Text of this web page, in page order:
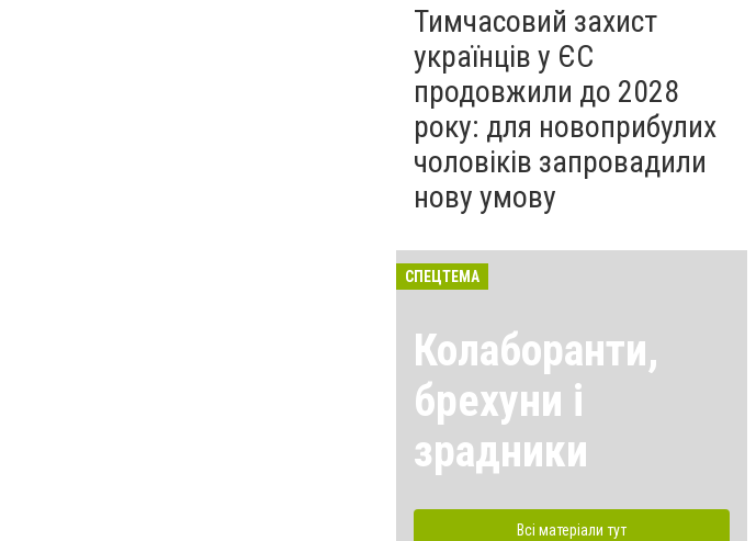
Тимчасовий захист
українців у ЄС
продовжили до 2028
року: для новоприбулих
чоловіків запровадили
нову умову
СПЕЦТЕМА
Колаборанти,
брехуни і
зрадники
Всі матеріали тут